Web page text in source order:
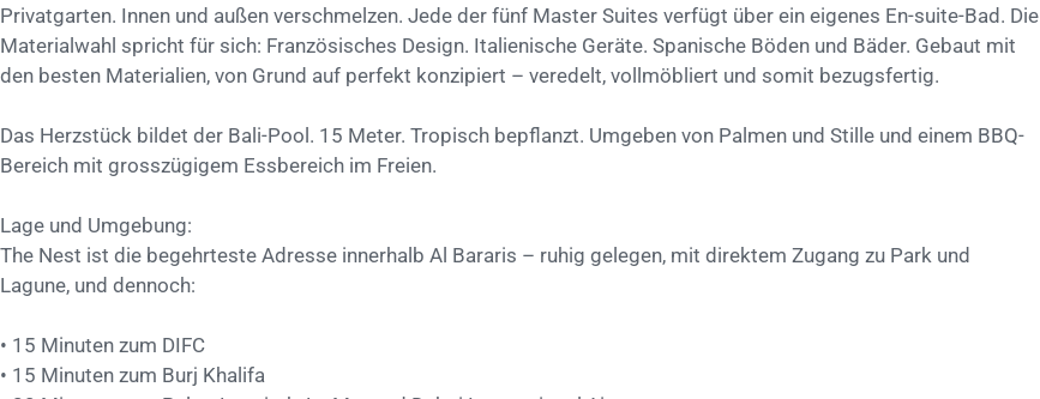
Privatgarten. Innen und außen verschmelzen. Jede der fünf Master Suites verfügt über ein eigenes En-suite-Bad. Die
Materialwahl spricht für sich: Französisches Design. Italienische Geräte. Spanische Böden und Bäder. Gebaut mit
den besten Materialien, von Grund auf perfekt konzipiert – veredelt, vollmöbliert und somit bezugsfertig.
Das Herzstück bildet der Bali-Pool. 15 Meter. Tropisch bepflanzt. Umgeben von Palmen und Stille und einem BBQ-
Bereich mit grosszügigem Essbereich im Freien.
Lage und Umgebung:
The Nest ist die begehrteste Adresse innerhalb Al Bararis – ruhig gelegen, mit direktem Zugang zu Park und
Lagune, und dennoch:
• 15 Minuten zum DIFC
• 15 Minuten zum Burj Khalifa